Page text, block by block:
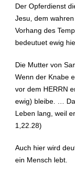
Der Opferdienst
Jesu, dem
Vorhang des
bedeutuet ewig
Die Mutter von
Wenn der Knabe
vor dem HERRN
ewig) bleibe. …
Leben lang, weil
1,22.28)
Auch hier wird
ein Mensch lebt.